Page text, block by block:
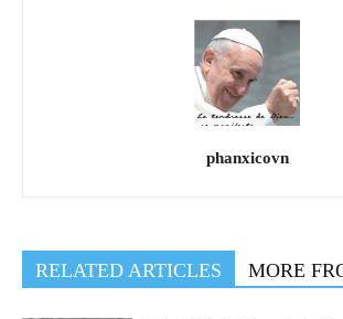
phanxicovn
RELATED ARTICLES MORE